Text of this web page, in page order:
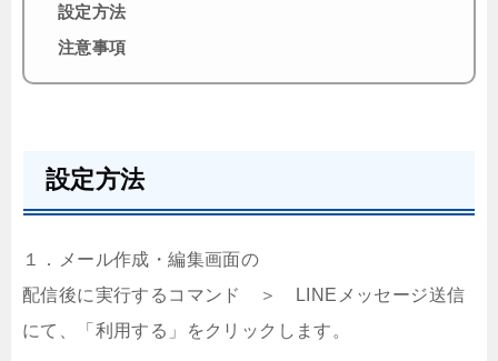
設定方法
注意事項
設定方法
１．メール作成・編集画面の
配信後に実行するコマンド ＞ LINEメッセージ送信
にて、「利用する」をクリックします。